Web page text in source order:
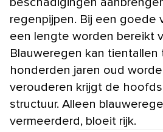
regenpijpen. Bij een goede
een lengte worden bereikt
Blauweregen kan tientallen
honderden jaren oud
verouderen krijgt de
structuur. Alleen
vermeerderd, bloeit rijk.